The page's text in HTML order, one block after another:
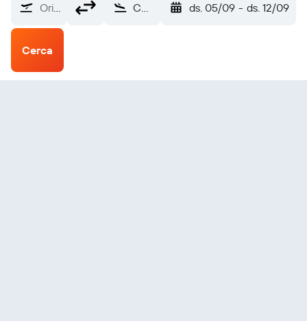
Origen? Chizhou Jiuhuashan (JUH) ds. 05/09 - ds. 12/09
Cerca